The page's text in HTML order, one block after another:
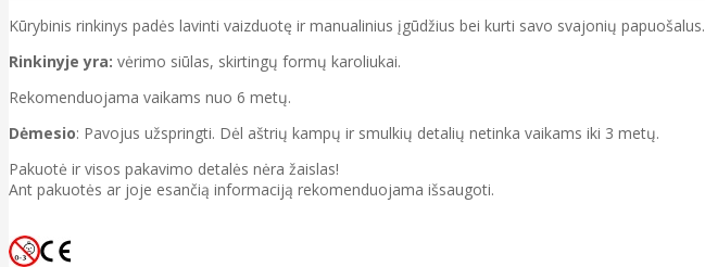
Kūrybinis rinkinys padės lavinti vaizduotę ir manualinius įgūdžius bei kurti savo svajonių papuošalus.
Rinkinyje yra: vėrimo siūlas, skirtingų formų karoliukai.
Rekomenduojama vaikams nuo 6 metų.
Dėmesio: Pavojus užspringti. Dėl aštrių kampų ir smulkių detalių netinka vaikams iki 3 metų.
Pakuotė ir visos pakavimo detalės nėra žaislas!
Ant pakuotės ar joje esančią informaciją rekomenduojama išsaugoti.